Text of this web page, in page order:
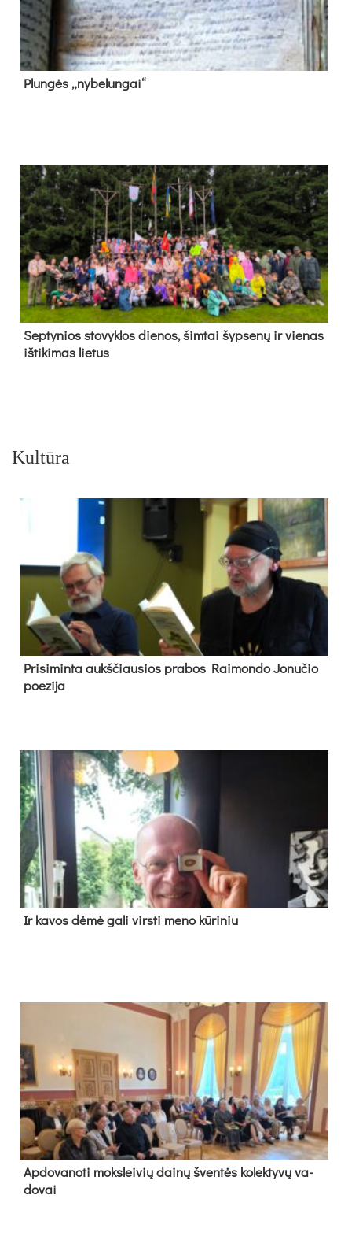
Plun­gės „ny­be­lun­gai“
Sep­ty­nios sto­vyk­los die­nos, šim­tai šyp­se­nų ir vie­nas
iš­ti­ki­mas lie­tus
Kultūra
Pri­si­min­ta aukš­čiau­sios pra­bos Rai­mon­do Jo­nu­čio
poe­zi­ja
Ir ka­vos dė­mė ga­li virs­ti me­no kū­ri­niu
Ap­do­va­no­ti moks­lei­vių dai­nų šven­tės ko­lek­ty­vų va­
do­vai